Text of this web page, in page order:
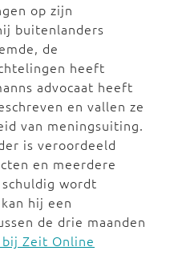
op zijn
buitenlanders
de
heeft
advocaat heeft
en vallen ze
van meningsuiting.
is veroordeeld
en meerdere
wordt
hij een
de drie maanden
Zeit Online